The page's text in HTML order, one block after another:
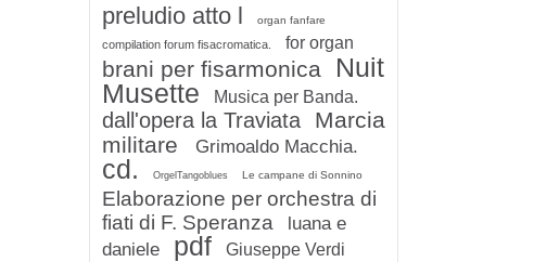
preludio atto l organ fanfare
compilation forum fisacromatica. for organ
brani per fisarmonica
Nuit
Musette
Musica per Banda.
dall'opera la Traviata
Marcia
militare
Grimoaldo Macchia.
cd. OrgelTangoblues Le campane di Sonnino
Elaborazione per orchestra di
fiati di F. Speranza
luana e
daniele
pdf Giuseppe Verdi